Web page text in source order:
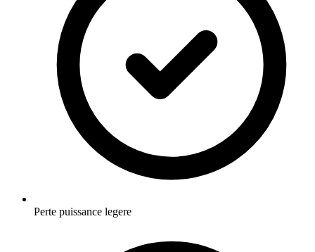
Perte puissance legere